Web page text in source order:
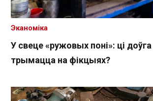
У свеце «ружовых поні»: ці
трымацца на фікцыях?
Эканоміка